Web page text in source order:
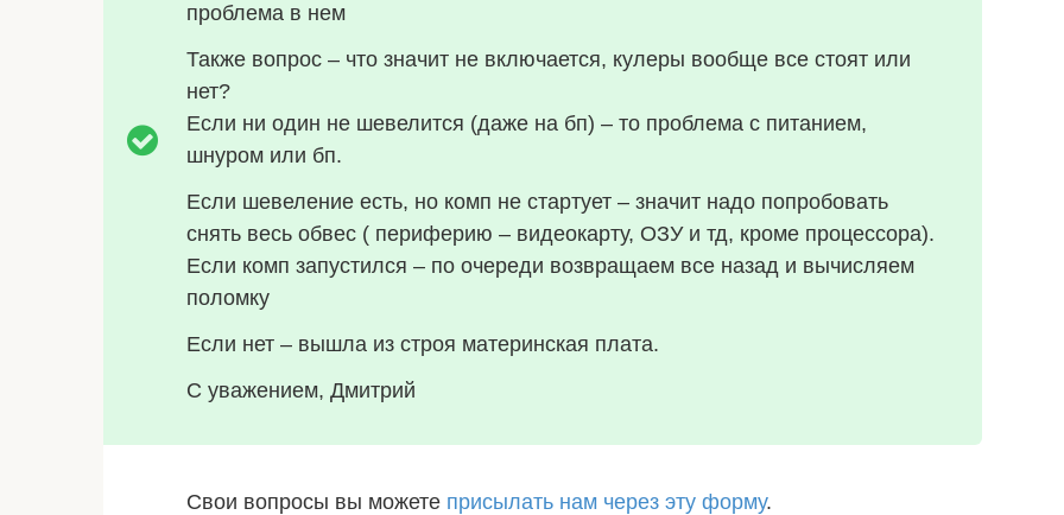
проблема в нем
Также вопрос – что значит не включается, кулеры вообще все стоят или
нет?
Если ни один не шевелится (даже на бп) – то проблема с питанием,
шнуром или бп.
Если шевеление есть, но комп не стартует – значит надо попробовать
снять весь обвес ( периферию – видеокарту, ОЗУ и тд, кроме процессора).
Если комп запустился – по очереди возвращаем все назад и вычисляем
поломку
Если нет – вышла из строя материнская плата.
С уважением, Дмитрий
Свои вопросы вы можете присылать нам через эту форму.